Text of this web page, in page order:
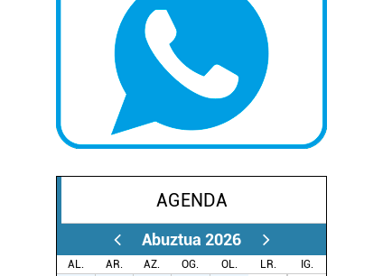
AGENDA
Abuztua 2026
AL. AR. AZ. OG. OL. LR.
IG.